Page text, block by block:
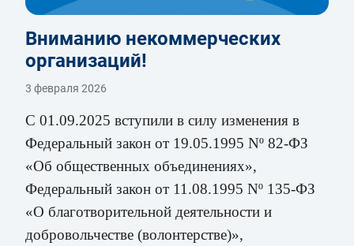
Вниманию некоммерческих
организаций!
3 февраля 2026
С 01.09.2025 вступили в силу изменения в
Федеральный закон от 19.05.1995 Nº 82-ФЗ
«Об общественных объединениях»,
Федеральный закон от 11.08.1995 Nº 135-ФЗ
«О благотворительной деятельности и
добровольчестве (волонтерстве)»,